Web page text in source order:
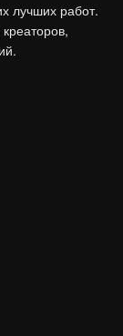
лучших работ.